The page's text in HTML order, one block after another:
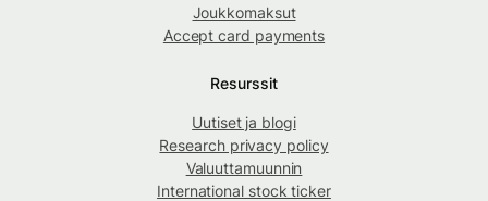
Joukkomaksut
Accept card payments
Resurssit
Uutiset ja blogi
Research privacy policy
Valuuttamuunnin
International stock ticker